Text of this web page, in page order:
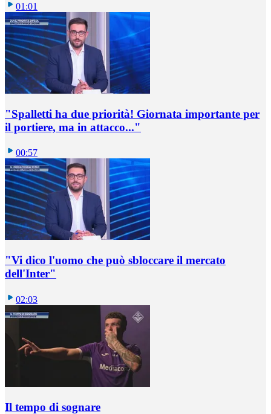
01:01
"Spalletti ha due priorità! Giornata importante per
il portiere, ma in attacco..."
00:57
"Vi dico l'uomo che può sbloccare il mercato
dell'Inter"
02:03
Il tempo di sognare